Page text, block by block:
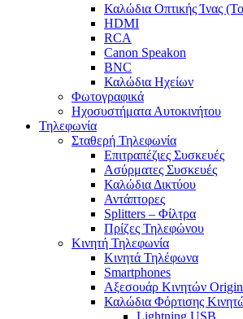
Καλώδια Οπτικής Ίνας
HDMI
RCA
Canon Speakon
BNC
Καλώδια Ηχείων
Φωτογραφικά
Ηχοσυστήματα Αυτοκινήτου
Τηλεφωνία
Σταθερή Τηλεφωνία
Επιτραπέζιες Συσκευές
Ασύρματες Συσκευές
Καλώδια Δικτύου
Αντάπτορες
Splitters – Φίλτρα
Πρίζες Τηλεφώνου
Κινητή Τηλεφωνία
Κινητά Τηλέφωνα
Smartphones
Αξεσουάρ Κινητών
Καλώδια Φόρτισης
Lightning USB